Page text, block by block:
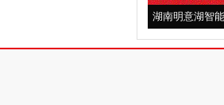
湖南明意湖智